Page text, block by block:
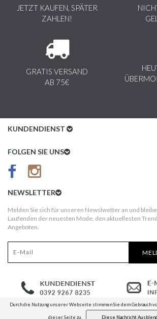
JETZT KAUFEN, SPÄTER
ZAHLEN!
GRATIS VERSAND
AB 75€
KUNDENDIENST
Kundenservice
AGB
Kundeninformationen
Widerruf
FOLGEN SIE UNS
NEWSLETTER
Melden Sie sich für unseren Newslwetter an und
Laufenden der neuesten Mode, den aktuellesten
Angeboten.
Durch die Nutzung unserer Webseite stimmen Sie dem Gebrauch
dieser Seite zu. Diese Nachricht